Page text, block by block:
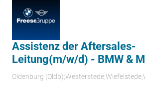
Assistenz der Aftersales-
Leitung(m/w/d) - BMW &
Oldenburg